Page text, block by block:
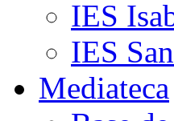
IES
IES
Mediateca